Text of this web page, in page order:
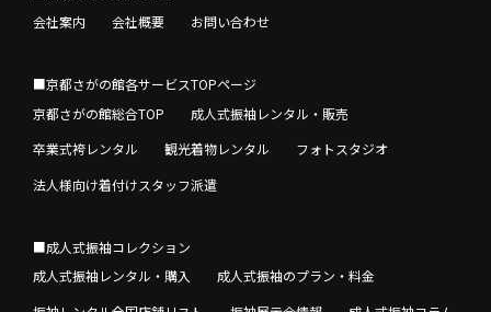
会社案内
会社概要 お問い合わせ
■京都さがの館各サービスTOPページ
京都さがの館総合TOP
成人式振袖レンタル・販売
卒業式袴レンタル
観光着物レンタル
フォトスタジオ
法人様向け着付けスタッフ派遣
■成人式振袖コレクション
成人式振袖レンタル・購入
成人式振袖のプラン・料金